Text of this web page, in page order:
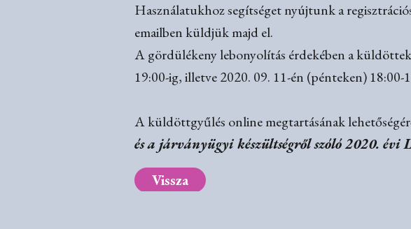
Használatukhoz segítséget nyújtunk a
emailben küldjük majd el.
A gördülékeny lebonyolítás érdekében a
19:00-ig, illetve 2020. 09. 11-én (pénteken) 18:00-
A küldöttgyűlés online megtartásának
és a járványügyi készültségről szóló 2020.
Vissza